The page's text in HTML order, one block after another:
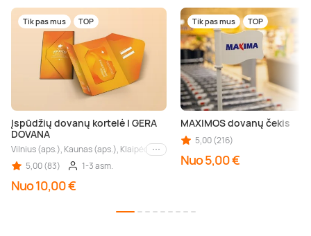
Tik pas mus TOP
Įspūdžių dovanų kortelė | GERA
DOVANA
Vilnius (aps.), Kaunas (aps.), Klaipėda (aps.), Palanga (aps.), Nida (aps.),
Kiti miestai
5,00 (83)
1-3 asm.
Nuo 10,00 €
Tik pas mus TOP
MAXIMOS dovanų čekis
5,00 (216)
Nuo 5,00 €